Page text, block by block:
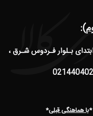
بـلوار فـردوس شـرق ،
با هماهنگی قبلی*